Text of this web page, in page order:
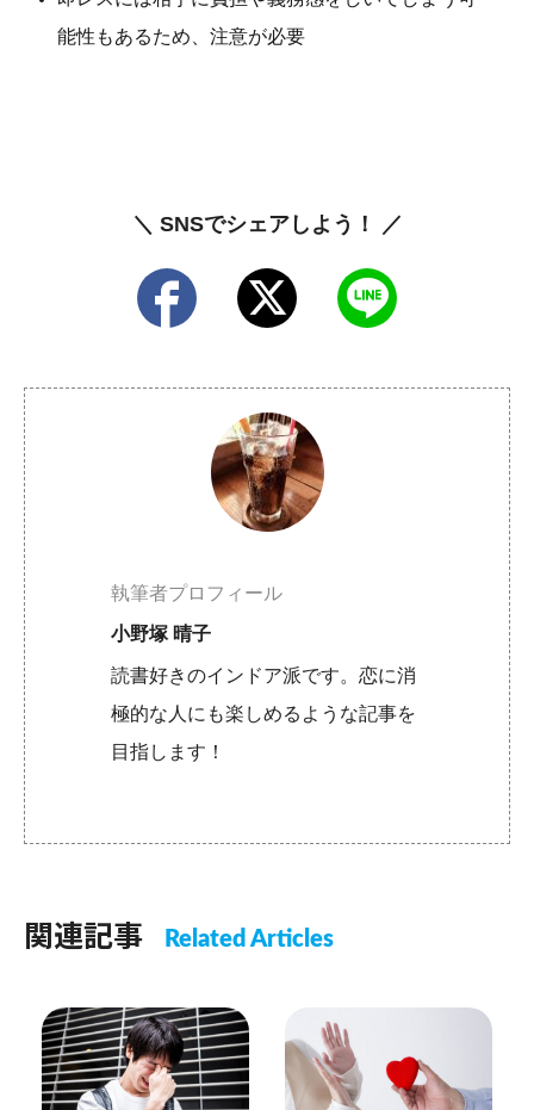
能性もあるため、注意が必要
＼ SNSでシェアしよう！ ／
執筆者プロフィール
小野塚 晴子
読書好きのインドア派です。恋に消
極的な人にも楽しめるような記事を
目指します！
関連記事 Related Articles